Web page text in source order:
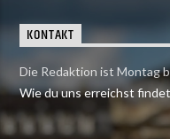
KONTAKT
Die Redaktion ist Montag
Wie du uns erreichst